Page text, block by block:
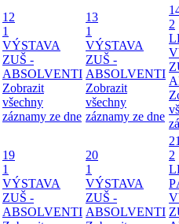
12
1
VÝSTAVA
ZUŠ -
ABSOLVENTI
Zobrazit
všechny
záznamy ze dne
13
1
VÝSTAVA
ZUŠ -
ABSOLVENTI
Zobrazit
všechny
záznamy ze dne
2
19
1
VÝSTAVA
ZUŠ -
ABSOLVENTI
20
1
VÝSTAVA
ZUŠ -
ABSOLVENTI
2